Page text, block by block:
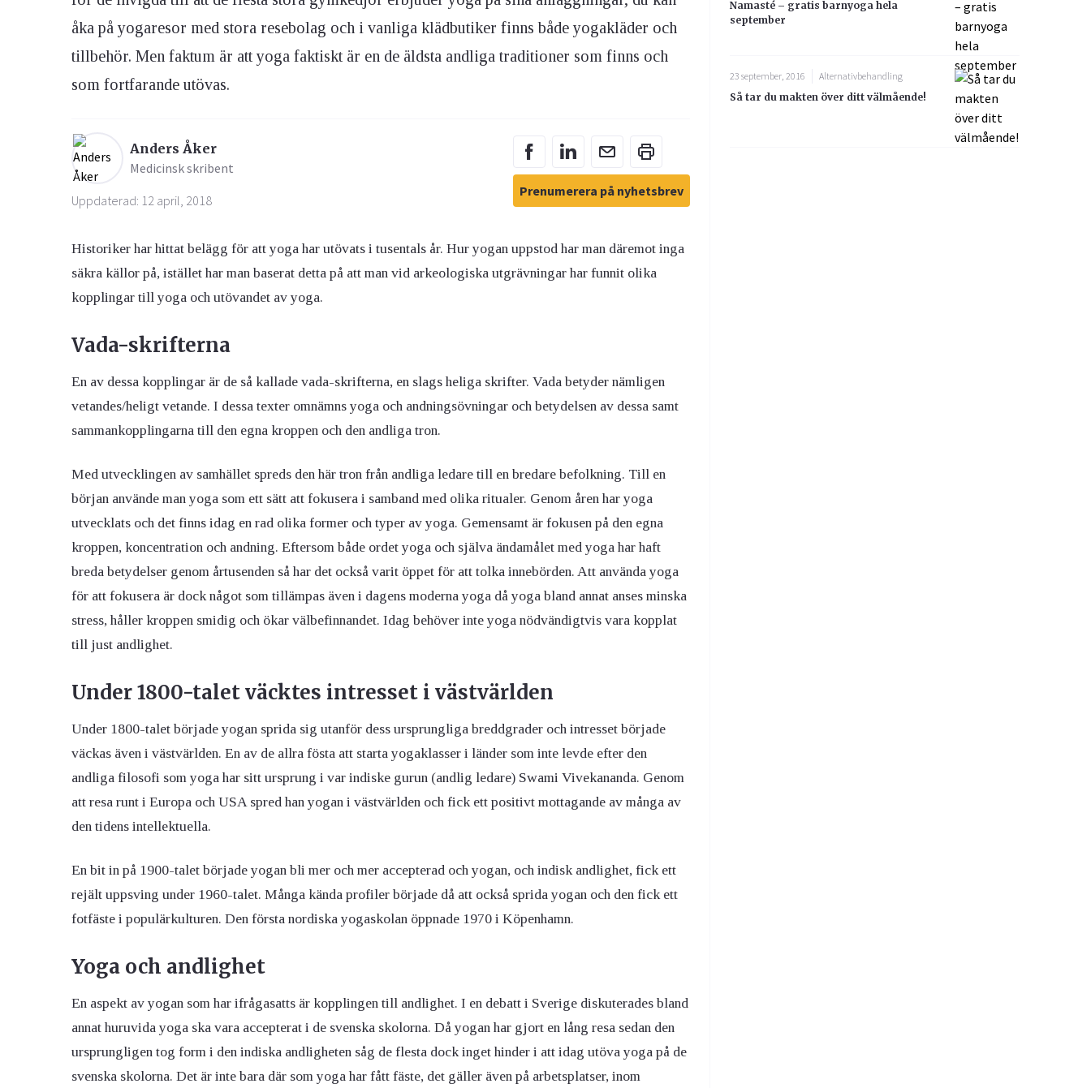
Ögon & Öron
åka på yogaresor med stora resebolag och i vanliga klädbutiker finns både yogakläder och
tillbehör. Men faktum är att yoga faktiskt är en de äldsta andliga traditioner som finns och
som fortfarande utövas.
Anders Åker
Medicinsk skribent
Uppdaterad: 12 april, 2018
Prenumerera på nyhetsbrev
Historiker har hittat belägg för att yoga har utövats i tusentals år. Hur yogan uppstod har man däremot inga
säkra källor på, istället har man baserat detta på att man vid arkeologiska utgrävningar har funnit olika
kopplingar till yoga och utövandet av yoga.
Vada-skrifterna
En av dessa kopplingar är de så kallade vada-skrifterna, en slags heliga skrifter. Vada betyder nämligen
vetandes/heligt vetande. I dessa texter omnämns yoga och andningsövningar och betydelsen av dessa samt
sammankopplingarna till den egna kroppen och den andliga tron.
Med utvecklingen av samhället spreds den här tron från andliga ledare till en bredare befolkning. Till en
början använde man yoga som ett sätt att fokusera i samband med olika ritualer. Genom åren har yoga
utvecklats och det finns idag en rad olika former och typer av yoga. Gemensamt är fokusen på den egna
kroppen, koncentration och andning. Eftersom både ordet yoga och själva ändamålet med yoga har haft
breda betydelser genom årtusenden så har det också varit öppet för att tolka innebörden. Att använda yoga
för att fokusera är dock något som tillämpas även i dagens moderna yoga då yoga bland annat anses minska
stress, håller kroppen smidig och ökar välbefinnandet. Idag behöver inte yoga nödvändigtvis vara kopplat
till just andlighet.
Under 1800-talet väcktes intresset i västvärlden
Under 1800-talet började yogan sprida sig utanför dess ursprungliga breddgrader och intresset började
väckas även i västvärlden. En av de allra fösta att starta yogaklasser i länder som inte levde efter den
andliga filosofi som yoga har sitt ursprung i var indiske gurun (andlig ledare) Swami Vivekananda. Genom
att resa runt i Europa och USA spred han yogan i västvärlden och fick ett positivt mottagande av många av
den tidens intellektuella.
En bit in på 1900-talet började yogan bli mer och mer accepterad och yogan, och indisk andlighet, fick ett
rejält uppsving under 1960-talet. Många kända profiler började då att också sprida yogan och den fick ett
fotfäste i populärkulturen. Den första nordiska yogaskolan öppnade 1970 i Köpenhamn.
Yoga och andlighet
En aspekt av yogan som har ifrågasatts är kopplingen till andlighet. I en debatt i Sverige diskuterades bland
annat huruvida yoga ska vara accepterat i de svenska skolorna. Då yogan har gjort en lång resa sedan den
ursprungligen tog form i den indiska andligheten såg de flesta dock inget hinder i att idag utöva yoga på de
svenska skolorna. Det är inte bara där som yoga har fått fäste, det gäller även på arbetsplatser, inom
Namasté – gratis barnyoga hela
september
23 september, 2016
Alternativbehandling
Så tar du makten över ditt välmående!